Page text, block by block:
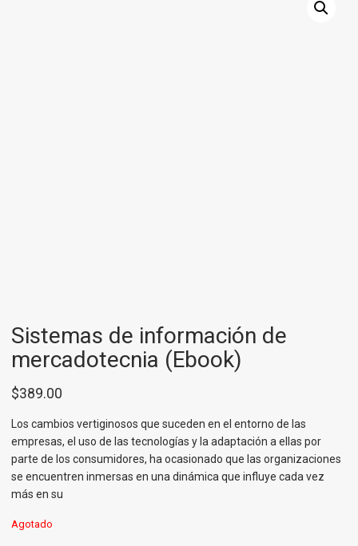
Sistemas de información de
mercadotecnia (Ebook)
$389.00
Los cambios vertiginosos que suceden en el entorno de las
empresas, el uso de las tecnologías y la adaptación a ellas por
parte de los consumidores, ha ocasionado que las organizaciones
se encuentren inmersas en una dinámica que influye cada vez
más en su
Agotado